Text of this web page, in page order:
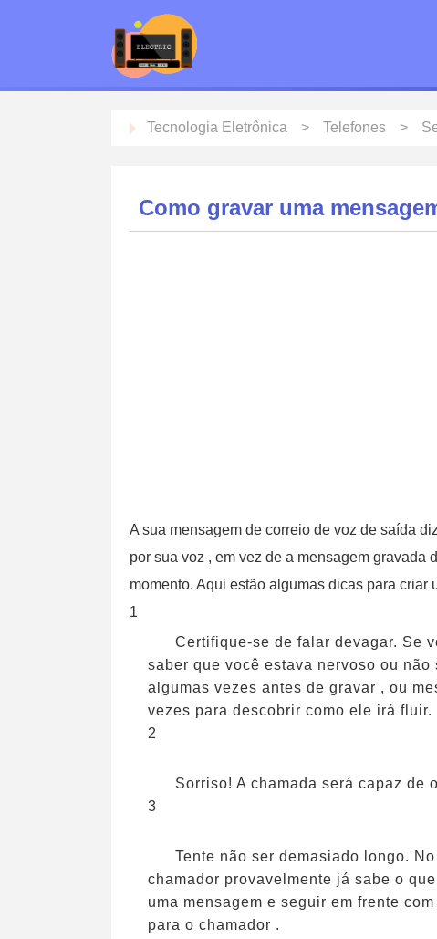
Tecnologia Eletrônica Telefones
Como gravar uma
A sua mensagem de correio de voz de saída
por sua voz , em vez de a mensagem
momento. Aqui estão algumas dicas para
1
Certifique-se de falar devagar. Se
saber que você estava nervoso ou
algumas vezes antes de gravar , ou
vezes para descobrir como ele irá
2
Sorriso! A chamada será capaz de
3
Tente não ser demasiado longo.
chamador provavelmente já sabe o
uma mensagem e seguir em frente
para o chamador .